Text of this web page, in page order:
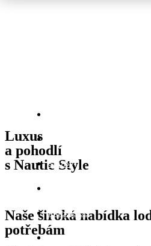
Služby
Klub NSCC
Licence
Luxus
a pohodlí
s Nautic Style
Naše široká nabídka
potřebám